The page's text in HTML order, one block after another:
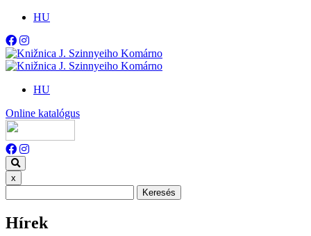
HU
HU
Online katalógus
x
Keresés
Hírek